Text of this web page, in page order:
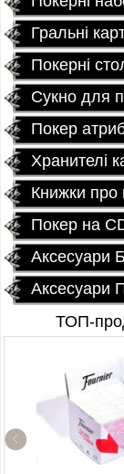
Гральні
Покернi
Сукно для
Покер
Хранителі
Книжки про
Покер на
Аксесуари
Аксесуари
ТОП-